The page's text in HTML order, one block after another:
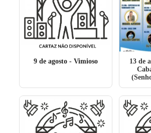
9 de agosto- Vimioso 13 de